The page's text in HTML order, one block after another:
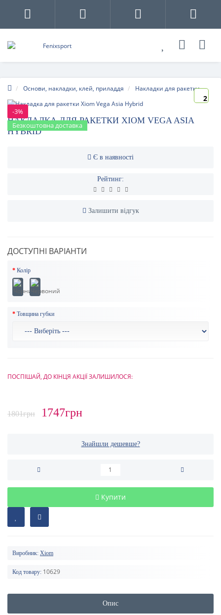
Основи, накладки, клей, приладдя Накладки для ракетки
-3%
Безкоштовна доставка
2
НАКЛАДКА ДЛЯ РАКЕТКИ XIOM VEGA ASIA
HYBRID
Є в наявності
Рейтинг:
Залишити відгук
ДОСТУПНІ ВАРІАНТИ
Колір
Товщина губки
ПОСПІШАЙ, ДО КІНЦЯ АКЦІЇ ЗАЛИШИЛОСЯ:
1801грн 1747грн
Знайшли дешевше?
Купити
Виробник: Xiom
Код товару: 10629
Опис